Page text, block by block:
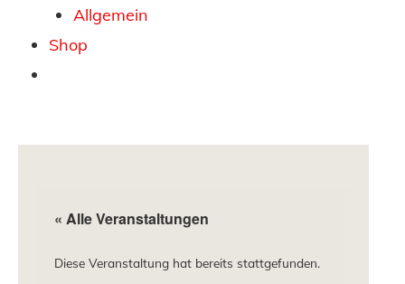
Allgemein
Shop
« Alle Veranstaltungen
Diese Veranstaltung hat bereits stattgefunden.